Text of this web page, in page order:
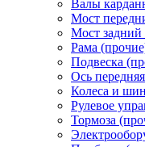
Валы
Мост
Мост задний
Рама
Подвеска
Ось
Колеса и
Рулевое
Тормоза